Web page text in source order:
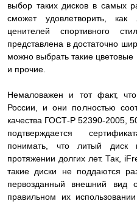
выбор таких дисков в самых
сможет удовлетворить,
ценителей спортивного
представлена в достаточно
можно выбрать такие
и прочие.
Немаловажен и тот факт,
России, и они полностью
качества ГОСТ-Р 52390-2005,
подтверждается
понимать, что литый диск
протяжении долгих лет. Так,
такие диски не поддаются
первозданный внешний вид
правильном их